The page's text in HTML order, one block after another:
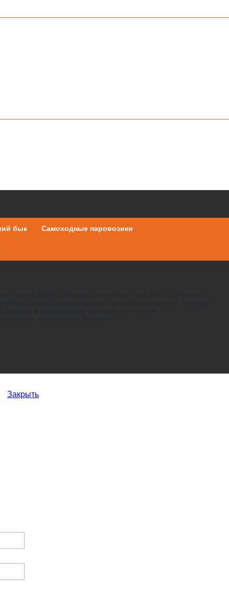
бык Самоходные паровозики
Закрыть